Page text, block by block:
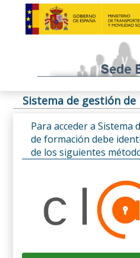
Sistema de gestión
Para acceder a Sistema
de formación debe
de los siguientes